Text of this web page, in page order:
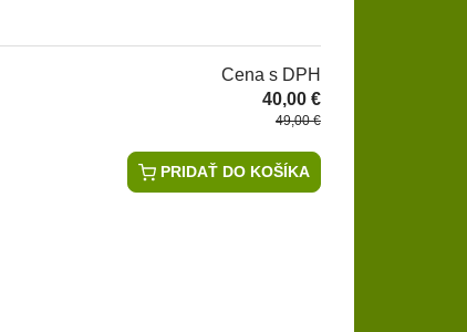
Cena s DPH
40,00 €
49,00 €
PRIDAŤ DO KOŠÍKA